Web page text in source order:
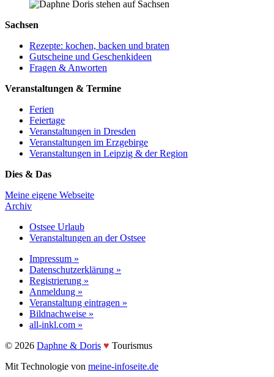
Sachsen
Rezepte: kochen, backen und braten
Gutscheine und Geschenkideen
Fragen & Anworten
Veranstaltungen & Termine
Ferien
Feiertage
Veranstaltungen in Dresden
Veranstaltungen im Erzgebirge
Veranstaltungen in Leipzig & der Region
Dies & Das
Meine eigene Webseite
Archiv
Ostsee Urlaub
Veranstaltungen an der Ostsee
Impressum »
Datenschutzerklärung »
Registrierung »
Anmeldung »
Veranstaltung eintragen »
Bildnachweise »
all-inkl.com »
©️ 2026 Daphne & Doris ♥️ Tourismus
Mit Technologie von meine-infoseite.de